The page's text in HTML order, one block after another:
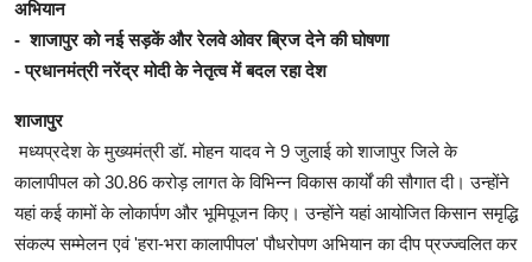
अभियान
- शाजापुर को नई सड़कें और रेलवे ओवर ब्रिज देने की घोषणा
- प्रधानमंत्री नरेंद्र मोदी के नेतृत्व में बदल रहा देश
शाजापुर
मध्यप्रदेश के मुख्यमंत्री डॉ. मोहन यादव ने 9 जुलाई को शाजापुर जिले के
कालापीपल को 30.86 करोड़ लागत के विभिन्न विकास कार्यों की सौगात दी। उन्होंने
यहां कई कामों के लोकार्पण और भूमिपूजन किए। उन्होंने यहां आयोजित किसान समृद्धि
संकल्प सम्मेलन एवं 'हरा-भरा कालापीपल' पौधरोपण अभियान का दीप प्रज्ज्वलित कर